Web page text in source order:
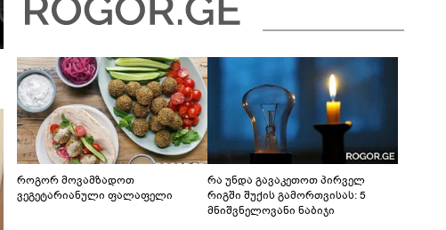
როგორ მოვამზადოთ
ვეგეტარიანული ფალაფელი
რა უნდა გავაკეთოთ პირველ
რიგში შუქის გამორთვისას: 5
მნიშვნელოვანი ნაბიჯი